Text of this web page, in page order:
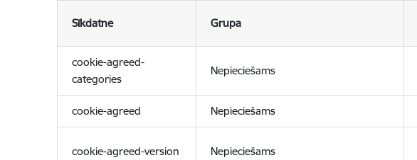
Sīkdatne Grupa
cookie-agreed-
categories
Nepieciešams
cookie-agreed Nepieciešams
cookie-agreed-version Nepieciešams